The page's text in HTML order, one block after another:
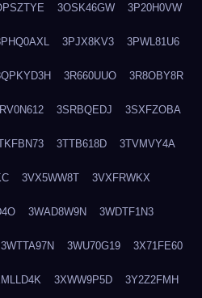
3OSK46GW 3P20H0VW
3PJX8KV3 3PWL81U6
3R660UUO 3R8OBY8R
3SRBQEDJ 3SXFZOBA
3TTB618D 3TVMVY4A
3VX5WW8T 3VXFRWKX
3WAD8W9N 3WDTF1N3
3WTTA97N 3WU70G19 3X71FE60
3XWW9P5D 3Y2Z2FMH